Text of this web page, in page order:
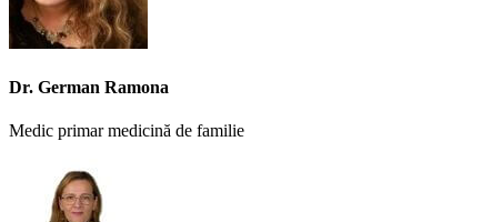
Dr. German Ramona
Medic primar medicină de familie